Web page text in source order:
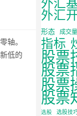
轴。
低的
外汇
形态 成交量
指标
股票
股票
股票
股票
选股
选股技